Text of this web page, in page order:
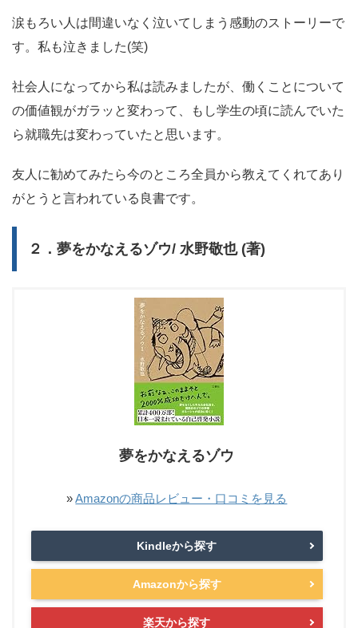
涙もろい人は間違いなく泣いてしまう感動のストーリーで
す。私も泣きました(笑)
社会人になってから私は読みましたが、 働くことについて
の価値観がガラッと変わって、もし学生の頃に読んでいた
ら就職先は変わっていたと思います。
友人に勧めてみたら今のところ全員から教えてくれてあり
がとうと言われている良書です。
２．夢をかなえるゾウ/ 水野敬也 (著)
夢をかなえるゾウ
»Amazonの商品レビュー・口コミを見る
Kindleから探す
Amazonから探す
楽天から探す